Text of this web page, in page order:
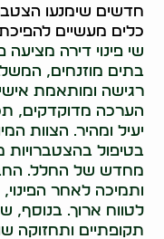
חדשים שימנעו
כלים מעשיים
שי פינוי דירה מציעה
בתים מוזנחים,
רגישה ומותאמת
הערכה מדוקדקים,
יעיל ומהיר. הצוות
בטיפול בהצטברויות
מחדש של החלל.
ותמיכה לאחר הפינוי,
לטווח ארוך. בנוסף,
תקופתיים ותחזוקה